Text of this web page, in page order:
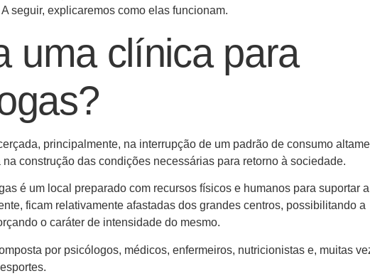
seguir, explicaremos como elas funcionam.
uma clínica para
principalmente, na interrupção de um padrão de consumo
construção das condições necessárias para retorno à sociedade.
é um local preparado com recursos físicos e humanos para suportar
ficam relativamente afastadas dos grandes centros, possibilitando a
o caráter de intensidade do mesmo.
por psicólogos, médicos, enfermeiros, nutricionistas e, muitas